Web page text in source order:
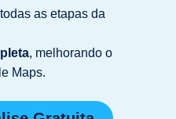
as etapas da
, melhorando o
Maps.